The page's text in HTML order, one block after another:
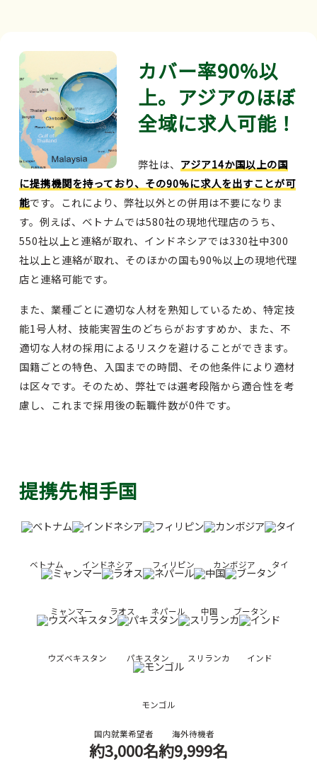
カバー率90%以
上。アジアのほぼ
全域に求人可能！
弊社は、 アジア14か国以上の国
に提携機関を持っており、その90%に求人を出すことが可
能です。これにより、弊社以外との併用は不要になりま
す。例えば、ベトナムでは580社の現地代理店のうち、
550社以上と連絡が取れ、インドネシアでは330社中300
社以上と連絡が取れ、そのほかの国も90%以上の現地代理
店と連絡可能です。
また、業種ごとに適切な人材を熟知しているため、特定技
能1号人材、技能実習生のどちらがおすすめか、また、不
適切な人材の採用によるリスクを避けることができます。
国籍ごとの特色、入国までの時間、その他条件により適材
は区々です。そのため、弊社では選考段階から適合性を考
慮し、これまで採用後の転職件数が0件です。
提携先相手国
ベトナム インドネシア フィリピン カンボジア タイ
ミャンマー ラオス ネパール 中国 ブータン
ウズベキスタン パキスタン スリランカ インド
モンゴル
国内就業希望者
約3,000名
海外待機者
約9,999名